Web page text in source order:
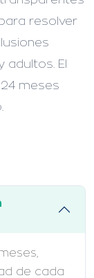
resolver
adultos. El
meses
de cada